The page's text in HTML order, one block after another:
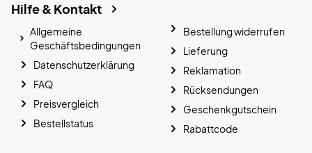
Hilfe & Kontakt
Allgemeine
Geschäftsbedingungen
Datenschutzerklärung
FAQ
Preisvergleich
Bestellstatus
Bestellung widerrufen
Lieferung
Reklamation
Rücksendungen
Geschenkgutschein
Rabattcode